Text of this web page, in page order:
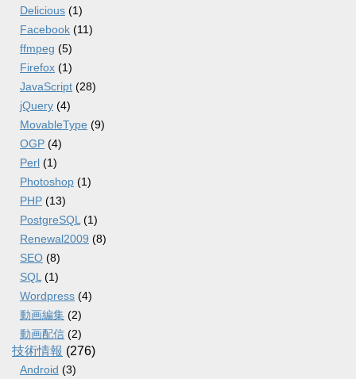
Delicious (1)
Facebook (11)
ffmpeg (5)
Firefox (1)
JavaScript (28)
jQuery (4)
MovableType (9)
OGP (4)
Perl (1)
Photoshop (1)
PHP (13)
PostgreSQL (1)
Renewal2009 (8)
SEO (8)
SQL (1)
Wordpress (4)
動画編集 (2)
動画配信 (2)
技術情報 (276)
Android (3)